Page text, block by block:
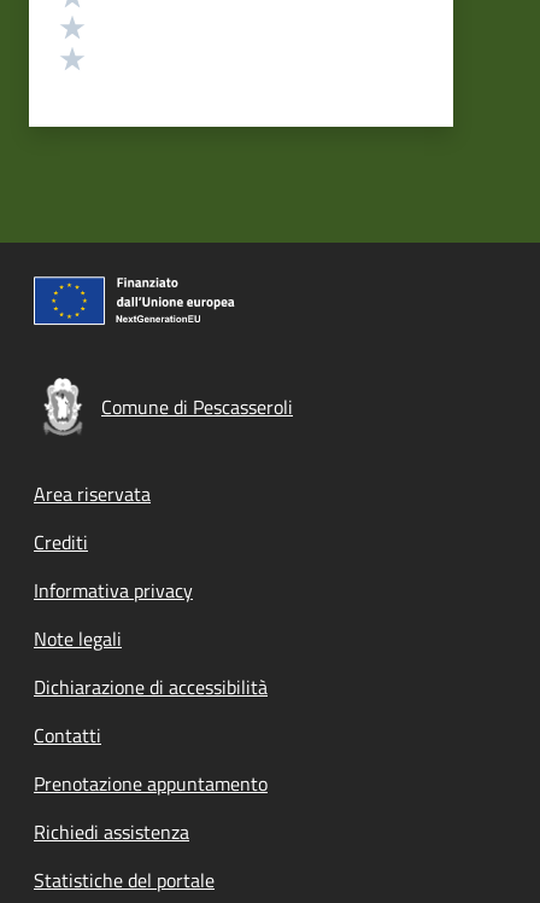
Comune di Pescasseroli
Footer menu
Area riservata
Crediti
Informativa privacy
Note legali
Dichiarazione di accessibilità
Contatti
Prenotazione appuntamento
Richiedi assistenza
Statistiche del portale